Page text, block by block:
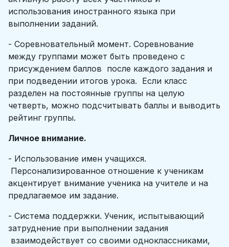
использования иностранного языка при
выполнении заданий.
- Соревновательный момент. Соревнование
между группами может быть проведено с
присуждением баллов после каждого задания и
при подведении итогов урока. Если класс
разделен на постоянные группы на целую
четверть, можно подсчитывать баллы и выводить
рейтинг группы.
Личное внимание.
- Использование имен учащихся.
Персонализированное отношение к ученикам
акцентирует внимание ученика на учителе и на
предлагаемое им задание.
- Система поддержки. Ученик, испытывающий
затруднение при выполнении задания
взаимодействует со своими одноклассниками,